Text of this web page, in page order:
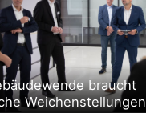
braucht
Weichenstellungen